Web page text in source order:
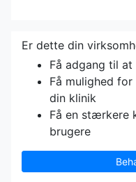
Er dette din
Få adgang til
Få mulighed
din klinik
Få en stærkere
brugere